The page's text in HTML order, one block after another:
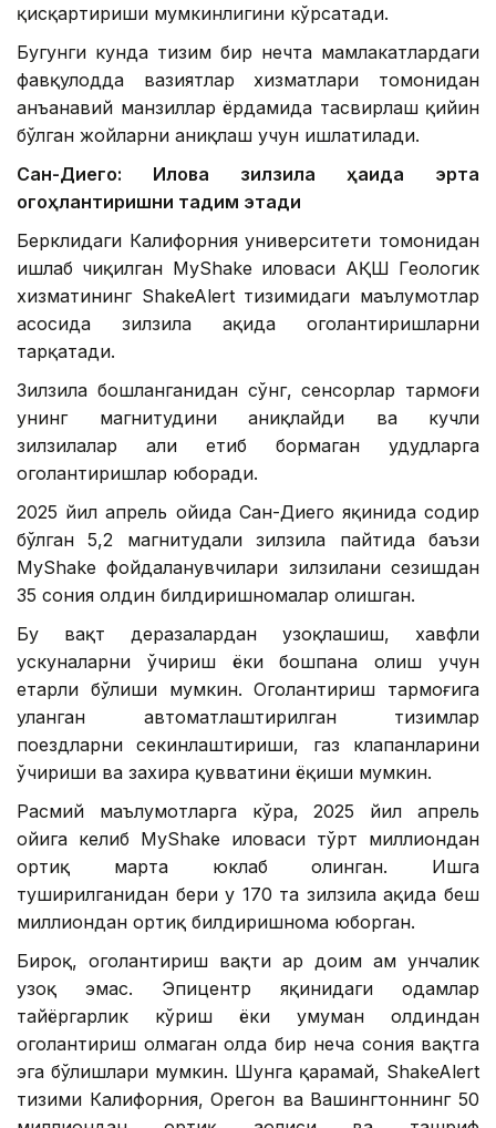
қисқартириши мумкинлигини кўрсатади.
Бугунги кунда тизим бир нечта мамлакатлардаги
фавқулодда вазиятлар хизматлари томонидан
анъанавий манзиллар ёрдамида тасвирлаш қийин
бўлган жойларни аниқлаш учун ишлатилади.
Сан-Диего: Илова зилзила ҳақида эрта
огоҳлантиришни тақдим этади
Берклидаги Калифорния университети томонидан
ишлаб чиқилган MyShake иловаси АҚШ Геологик
хизматининг ShakeAlert тизимидаги маълумотлар
асосида зилзила ҳақида огоҳлантиришларни
тарқатади.
Зилзила бошланганидан сўнг, сенсорлар тармоғи
унинг магнитудини аниқлайди ва кучли
зилзилалар ҳали етиб бормаган ҳудудларга
огоҳлантиришлар юборади.
2025 йил апрель ойида Сан-Диего яқинида содир
бўлган 5,2 магнитудали зилзила пайтида баъзи
MyShake фойдаланувчилари зилзилани сезишдан
35 сония олдин билдиришномалар олишган.
Бу вақт деразалардан узоқлашиш, хавфли
ускуналарни ўчириш ёки бошпана олиш учун
етарли бўлиши мумкин. Огоҳлантириш тармоғига
уланган автоматлаштирилган тизимлар
поездларни секинлаштириши, газ клапанларини
ўчириши ва захира қувватини ёқиши мумкин.
Расмий маълумотларга кўра, 2025 йил апрель
ойига келиб MyShake иловаси тўрт миллиондан
ортиқ марта юклаб олинган. Ишга
туширилганидан бери у 170 та зилзила ҳақида беш
миллиондан ортиқ билдиришнома юборган.
Бироқ, огоҳлантириш вақти ҳар доим ҳам унчалик
узоқ эмас. Эпицентр яқинидаги одамлар
тайёргарлик кўриш ёки умуман олдиндан
огоҳлантириш олмаган ҳолда бир неча сония вақтга
эга бўлишлари мумкин. Шунга қарамай, ShakeAlert
тизими Калифорния, Орегон ва Вашингтоннинг 50